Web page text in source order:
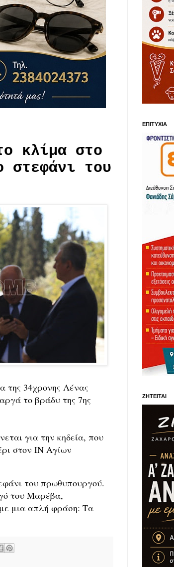
κλίμα στο
του
της 34χρονης Λένας
το βράδυ της 7ης
για την κηδεία, που
στον ΙΝ Αγίων
του πρωθυπουργού.
του Μαρέβα,
με μια απλή φράση: Τα
ΕΠΙΤΥΧΙΑ
ΖΗΤΕΙΤΑΙ